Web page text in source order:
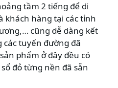
tầm 2 tiếng để di
khách hàng tại các tỉnh
cũng dễ dàng kết
các tuyến đường đã
phẩm ở đây đều có
đỏ từng nền đã sẵn